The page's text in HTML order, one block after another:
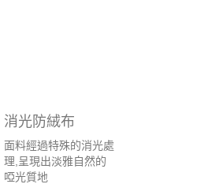
消光防絨布
面料經過特殊的消光處
理,呈現出淡雅自然的
啞光質地